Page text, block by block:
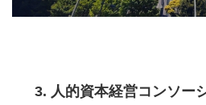
3. 人的資本経営コンソー